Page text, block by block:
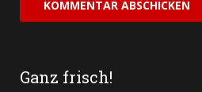
Ganz frisch!